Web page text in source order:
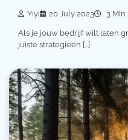
Yiyi 20 July 2023 3 Min
Als je jouw bedrijf wilt laten
juiste strategieën […]